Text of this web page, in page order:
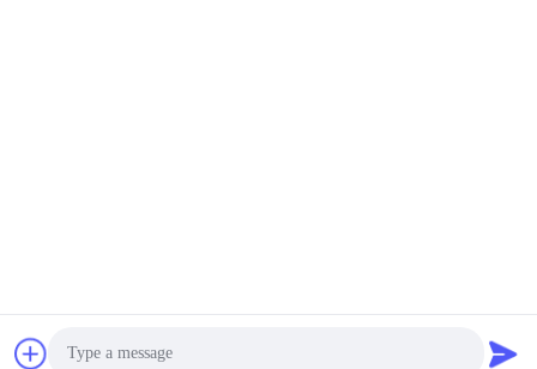
© 2020-2026 WUXI MORITA TOOLS CO., LTD Tout. Les droits